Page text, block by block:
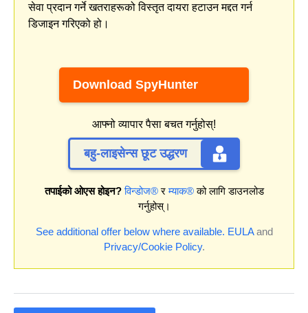
सेवा प्रदान गर्ने खतराहरूको विस्तृत दायरा हटाउन मद्दत गर्न
डिजाइन गरिएको हो।
Download SpyHunter
आफ्नो व्यापार पैसा बचत गर्नुहोस्!
बहु-लाइसेन्स छूट उद्धरण
तपाईको ओएस होइन? विन्डोज®रम्याक®को लागि डाउनलोड
गर्नुहोस्।
See additional offer below where available. EULAand
Privacy/Cookie Policy.